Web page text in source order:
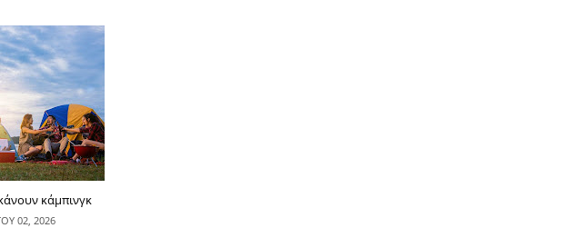
κάμπινγκ
02, 2026